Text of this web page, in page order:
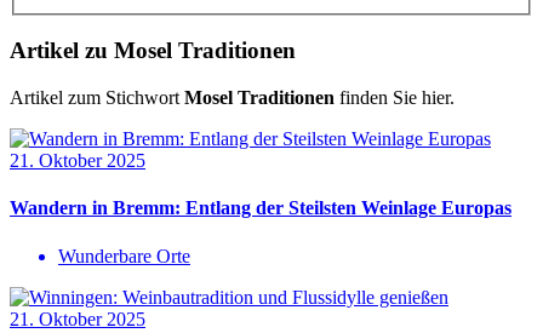
Artikel zu Mosel Traditionen
Artikel zum Stichwort Mosel Traditionen finden Sie hier.
21. Oktober 2025
Wandern in Bremm: Entlang der Steilsten Weinlage Europas
Wunderbare Orte
21. Oktober 2025